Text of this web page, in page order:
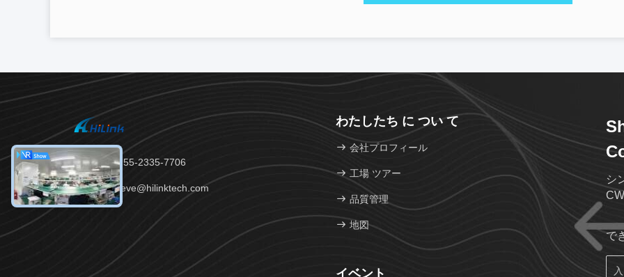
テレ：86-755-2335-7706
メール：steve@hilinktech.com
わたしたち に つい て
会社プロフィール
工場 ツアー
品質管理
地図
イベント
シ
で